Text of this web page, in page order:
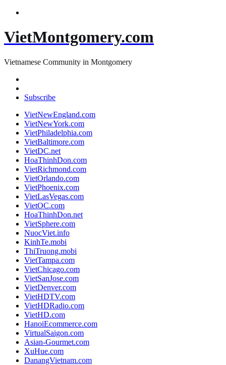
VietMontgomery.com
Vietnamese Community in Montgomery
Subscribe
VietNewEngland.com
VietNewYork.com
VietPhiladelphia.com
VietBaltimore.com
VietDC.net
HoaThinhDon.com
VietRichmond.com
VietOrlando.com
VietPhoenix.com
VietLasVegas.com
VietOC.com
HoaThinhDon.net
VietSphere.com
NuocViet.info
KinhTe.mobi
ThiTruong.mobi
VietTampa.com
VietChicago.com
VietSanJose.com
VietDenver.com
VietHDTV.com
VietHDRadio.com
VietHD.com
HanoiEcommerce.com
VirtualSaigon.com
Asian-Gourmet.com
XuHue.com
DanangVietnam.com